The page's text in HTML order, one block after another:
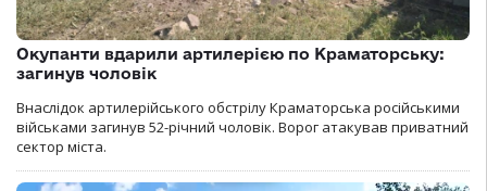
Окупанти вдарили артилерією по Краматорську:
загинув чоловік
Внаслідок артилерійського обстрілу Краматорська російськими
військами загинув 52-річний чоловік. Ворог атакував приватний
сектор міста.